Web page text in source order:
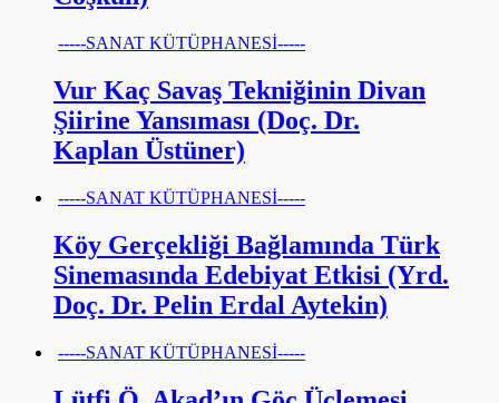
-----SANAT KÜTÜPHANESİ-----
Vur Kaç Savaş Tekniğinin Divan
Şiirine Yansıması (Doç. Dr.
Kaplan Üstüner)
-----SANAT KÜTÜPHANESİ-----
Köy Gerçekliği Bağlamında Türk
Sinemasında Edebiyat Etkisi (Yrd.
Doç. Dr. Pelin Erdal Aytekin)
-----SANAT KÜTÜPHANESİ-----